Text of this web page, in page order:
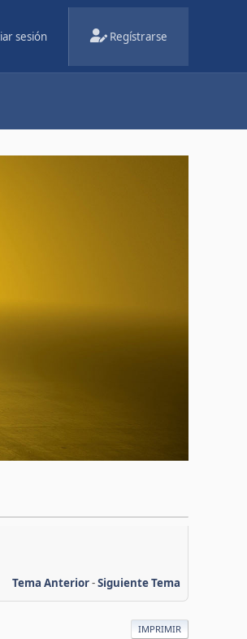
sesión Regístrarse
Tema Anterior-Siguiente Tema
IMPRIMIR